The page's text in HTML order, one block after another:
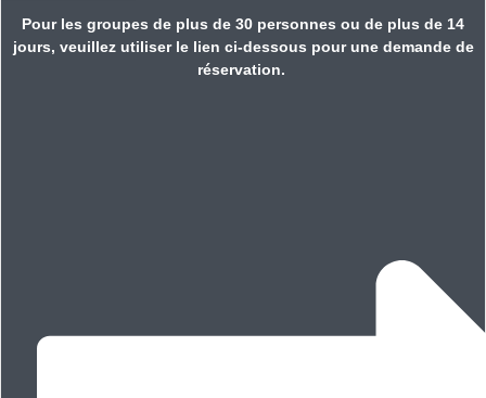
Pour les groupes de plus de 30 personnes ou de plus de 14
jours, veuillez utiliser le lien ci-dessous pour une demande de
réservation.